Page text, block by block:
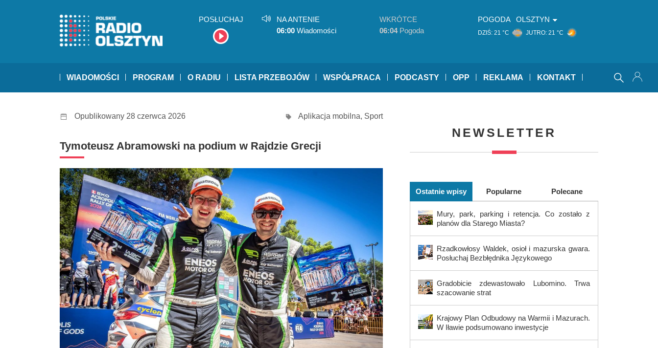
POSŁUCHAJ
NA ANTENIE
06:00 Wiadomości
WKRÓTCE
06:04Pogoda
POGODA OLSZTYN
DZIŚ: 21 °C JUTRO: 21 °C
WIADOMOŚCI PROGRAM O RADIU LISTA PRZEBOJÓW WSPÓŁPRACA PODCASTY OPP REKLAMA KONTAKT
Opublikowany 28 czerwca 2026 Aplikacja mobilna, Sport
Tymoteusz Abramowski na podium w Rajdzie Grecji
NEWSLETTER
Ostatnie wpisy Popularne Polecane
Mury, park, parking i retencja. Co zostało z
planów dla Starego Miasta?
Rzadkowłosy Waldek, osioł i mazurska gwara.
Posłuchaj Bezbłędnika Językowego
Gradobicie zdewastowało Lubomino. Trwa
szacowanie strat
Krajowy Plan Odbudowy na Warmii i Mazurach.
W Iławie podsumowano inwestycje